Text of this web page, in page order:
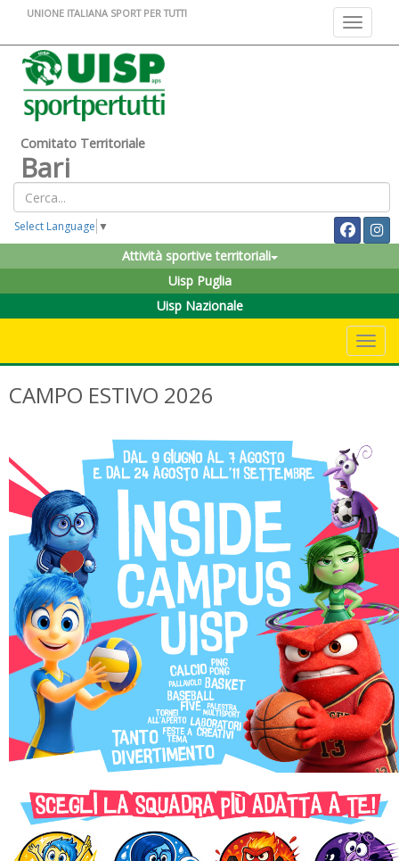
Toggle
UNIONE ITALIANA SPORT PER TUTTI
Comitato Territoriale
Bari
Select Language ▼
Attività sportive territoriali
Uisp Puglia
Uisp Nazionale
CAMPO ESTIVO 2026